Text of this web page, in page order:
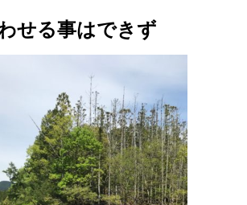
せる事はできず